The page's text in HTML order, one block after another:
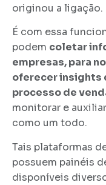
originou a ligação.
É com essa
podem coletar
empresas, para
oferecer insights
processo de
monitorar e
como um todo.
Tais plataformas
possuem painéis
disponíveis